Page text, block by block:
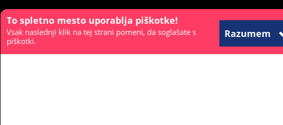
To spletno mesto uporablja piškotke!
Razumem
Vsak naslednji klik na tej strani pomeni, da soglašate s
piškotki.